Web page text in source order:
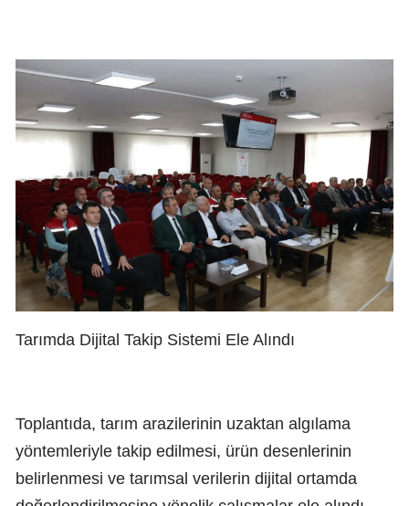
Tarımda Dijital Takip Sistemi Ele Alındı
Toplantıda, tarım arazilerinin uzaktan algılama
yöntemleriyle takip edilmesi, ürün desenlerinin
belirlenmesi ve tarımsal verilerin dijital ortamda